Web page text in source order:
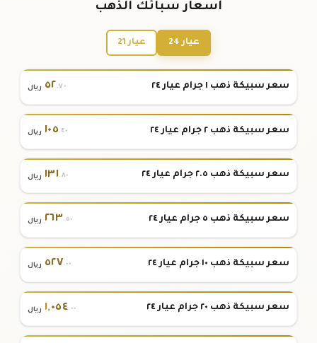
أسعار سبائك الذهب
عيار 24 عيار 21
سعر سبيكة ذهب ١ جرام عيار ٢٤ ٥٢.٧٠ ريال
سعر سبيكة ذهب ٢ جرام عيار ٢٤ ١٠٥.٤٠ ريال
سعر سبيكة ذهب ٢.٥ جرام عيار ٢٤ ١٣١.٨٠ ريال
سعر سبيكة ذهب ٥ جرام عيار ٢٤ ٢٦٣.٥٠ ريال
سعر سبيكة ذهب ١٠ جرام عيار ٢٤ ٥٢٧.٠٠ ريال
سعر سبيكة ذهب ٢٠ جرام عيار ٢٤ ١,٠٥٤.٠٠ ريال